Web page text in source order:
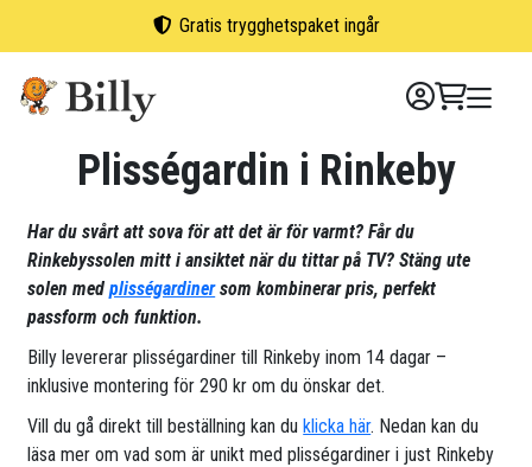
Gratis trygghetspaket ingår
Plisségardin i Rinkeby
Har du svårt att sova för att det är för varmt? Får du
Rinkebyssolen mitt i ansiktet när du tittar på TV? Stäng ute
solen medplisségardinersom kombinerar pris, perfekt
passform och funktion.
Billy levererar plisségardiner till Rinkeby inom 14 dagar –
inklusive montering för 290 kr om du önskar det.
Vill du gå direkt till beställning kan duklicka här. Nedan kan du
läsa mer om vad som är unikt med plisségardiner i just Rinkeby